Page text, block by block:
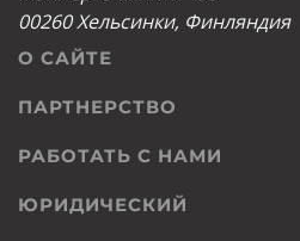
00260 Хельсинки, Финляндия
О САЙТЕ
ПАРТНЕРСТВО
РАБОТАТЬ С НАМИ
ЮРИДИЧЕСКИЙ